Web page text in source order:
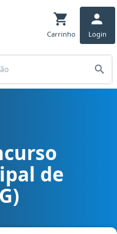
Carrinho Login
Leopoldina (MG) cargo
de